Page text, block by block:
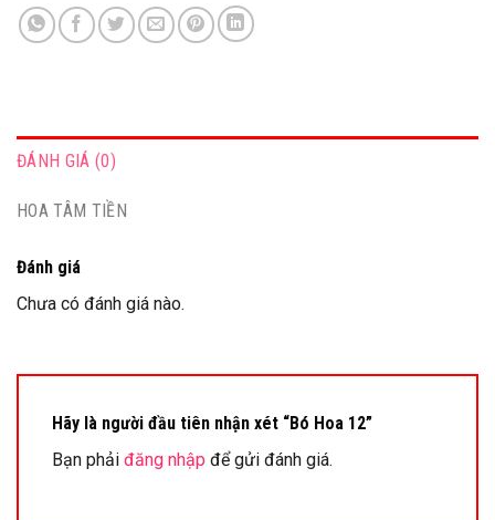
ĐÁNH GIÁ (0)
HOA TÂM TIỀN
Đánh giá
Chưa có đánh giá nào.
Hãy là người đầu tiên nhận xét “Bó Hoa 12”
Bạn phải đăng nhập để gửi đánh giá.